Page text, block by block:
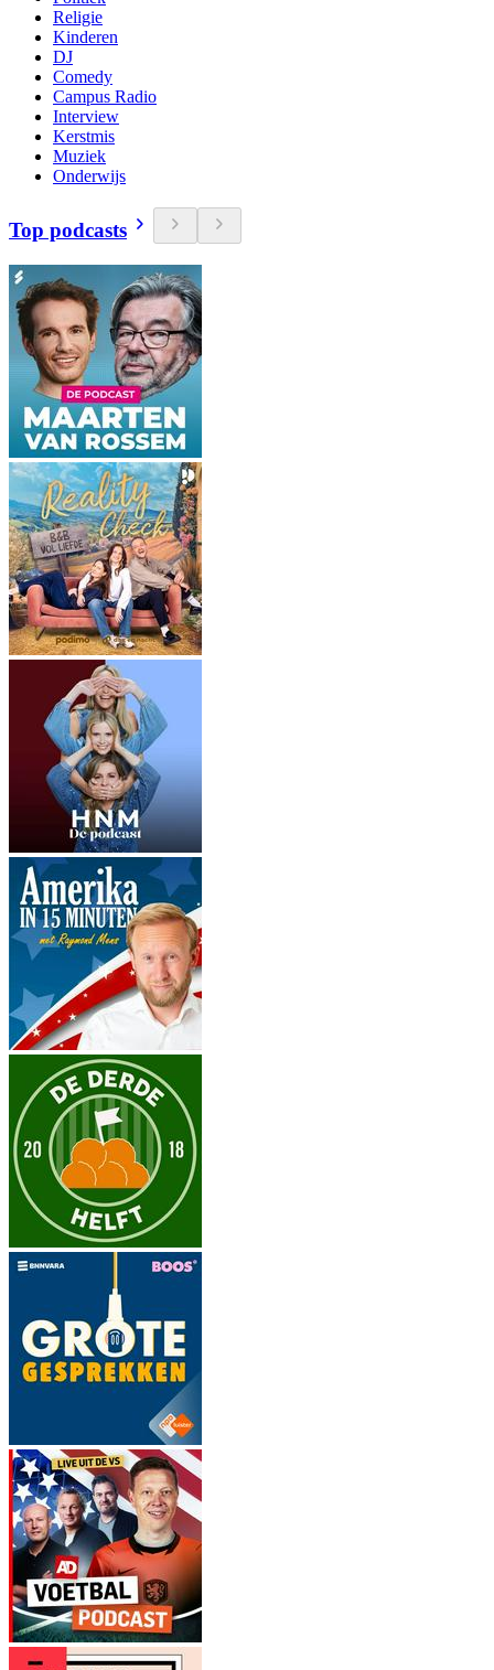
Religie
Kinderen
DJ
Comedy
Campus Radio
Interview
Kerstmis
Muziek
Onderwijs
Top podcasts